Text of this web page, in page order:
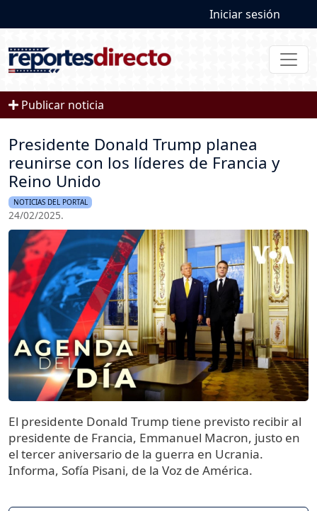
User
Iniciar sesión
Publicar noticia
Presidente Donald Trump planea
reunirse con los líderes de Francia y
Reino Unido
NOTICIAS DEL PORTAL
24/02/2025.
Imagen
El presidente Donald Trump tiene previsto recibir al
presidente de Francia, Emmanuel Macron, justo en
el tercer aniversario de la guerra en Ucrania.
Informa, Sofía Pisani, de la Voz de América.